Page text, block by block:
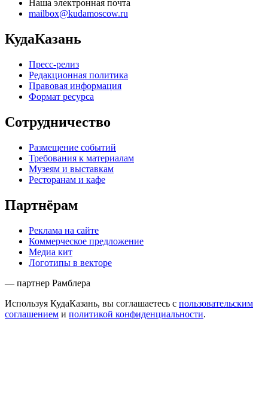
Наша электронная почта
mailbox@kudamoscow.ru
КудаКазань
Пресс-релиз
Редакционная политика
Правовая информация
Формат ресурса
Сотрудничество
Размещение событий
Требования к материалам
Музеям и выставкам
Ресторанам и кафе
Партнёрам
Реклама на сайте
Коммерческое предложение
Медиа кит
Логотипы в векторе
— партнер Рамблера
Используя КудаКазань, вы соглашаетесь с пользовательским
соглашением и политикой конфиденциальности.